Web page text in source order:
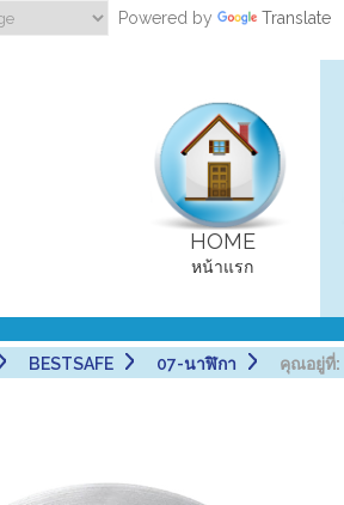
Powered by Translate
HOME
หน้าแรก
BESTSAFE 07-นาฬิกา คุณอยู่ที่: